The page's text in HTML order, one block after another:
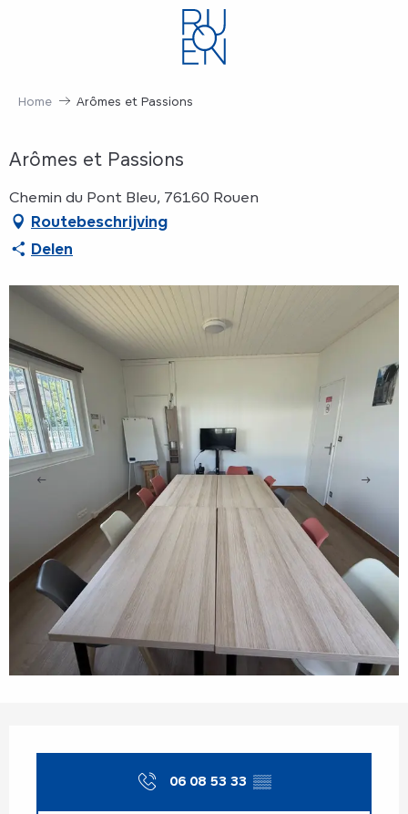
Home Arômes et Passions
Arômes et Passions
Chemin du Pont Bleu, 76160 Rouen
Routebeschrijving
Delen
06 08 53 33 ▒▒